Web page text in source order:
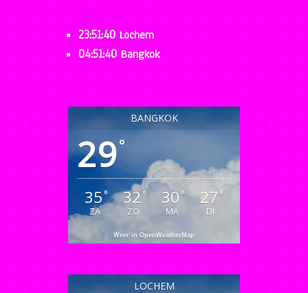
23:51:40 Lochem
04:51:40 Bangkok
BANGKOK
29°
35°
ZA
32°
ZO
30 °
MA
27 °
DI
Weer in OpenWeatherMap
LOCHEM